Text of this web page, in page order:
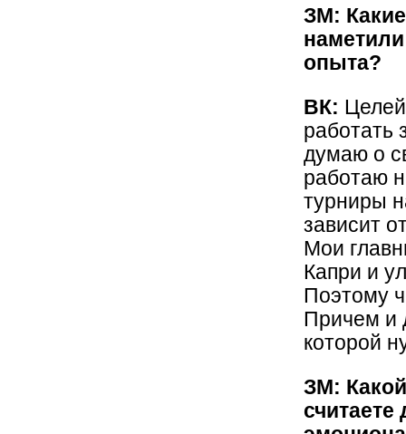
ЗМ:
опыта?
ВК:
работать
думаю о
работаю
турниры
зависит
Мои
Капри и
Поэтому
Причем и
которой
ЗМ: